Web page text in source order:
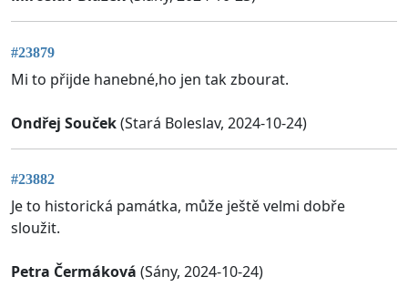
#23879
Mi to přijde hanebné,ho jen tak zbourat.
Ondřej Souček(Stará Boleslav, 2024-10-24)
#23882
Je to historická památka, může ještě velmi dobře
sloužit.
Petra Čermáková (Sány, 2024-10-24)